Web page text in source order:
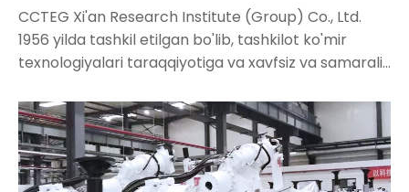
CCTEG Xi'an Research Institute (Group) Co., Ltd.
1956 yilda tashkil etilgan bo'lib, tashkilot ko'mir
texnologiyalari taraqqiyotiga va xavfsiz va samarali
ta'minlandi. Ko'mir geologik qidiruvi va ko'mir
konining xavfsizligi sohasidagi asosiy texnologik
qiyinchiliklarni hal qilishga e'tibor qaratish, biz
qilmoqchimiz